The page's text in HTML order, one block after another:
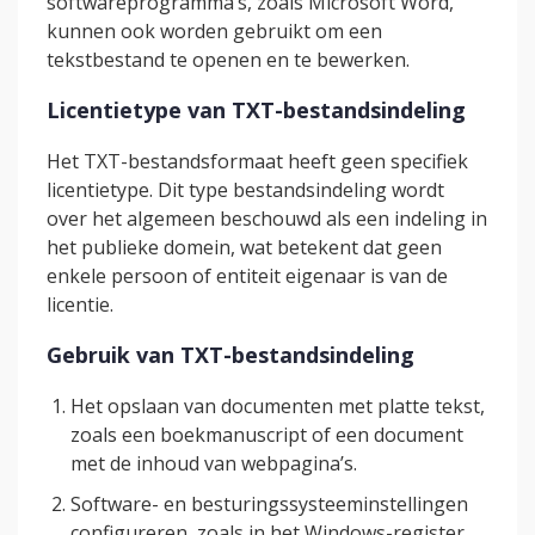
kunnen ook worden gebruikt om een
tekstbestand te openen en te bewerken.
Licentietype van TXT-bestandsindeling
Het TXT-bestandsformaat heeft geen specifiek
licentietype. Dit type bestandsindeling wordt
over het algemeen beschouwd als een indeling in
het publieke domein, wat betekent dat geen
enkele persoon of entiteit eigenaar is van de
licentie.
Gebruik van TXT-bestandsindeling
Het opslaan van documenten met platte tekst,
zoals een boekmanuscript of een document
met de inhoud van webpagina’s.
Software- en besturingssysteeminstellingen